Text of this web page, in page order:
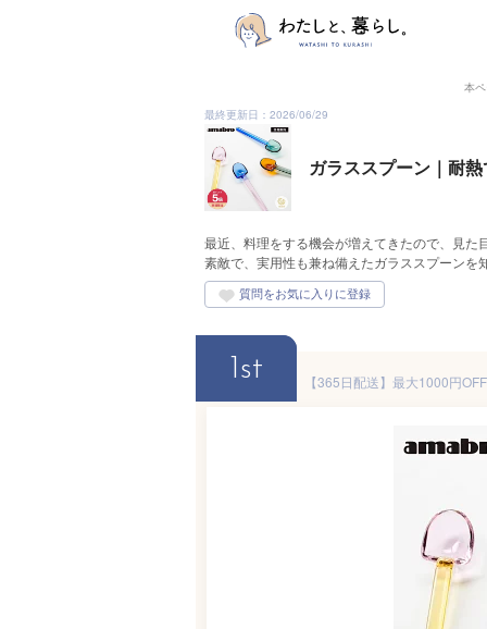
本
最終更新日：2026/06/29
ガラススプーン｜耐
最近、料理をする機会が増えてきたので、見
素敵で、実用性も兼ね備えたガラススプーン
1st